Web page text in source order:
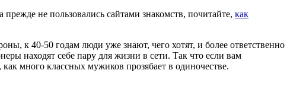
не пользовались сайтами знакомств, почитайте, как
к 40-50 годам люди уже знают, чего хотят, и более ответственно
находят себе пару для жизни в сети. Так что если вам
много классных мужиков прозябает в одиночестве.